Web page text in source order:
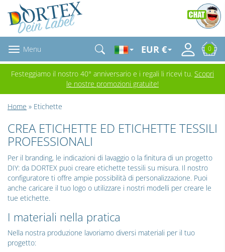
Menu EUR € 0
Festeggiamo il nostro 40° anniversario e i regali li ricevi tu. Scopri
le nostre promozioni gratuite!
Home » Etichette
CREA ETICHETTE ED ETICHETTE TESSILI
PROFESSIONALI
Per il branding, le indicazioni di lavaggio o la finitura di un progetto
DIY: da DORTEX puoi creare etichette tessili su misura. Il nostro
configuratore ti offre ampie possibilità di personalizzazione. Puoi
anche caricare il tuo logo o utilizzare i nostri modelli per creare le
tue etichette.
I materiali nella pratica
Nella nostra produzione lavoriamo diversi materiali per il tuo
progetto: